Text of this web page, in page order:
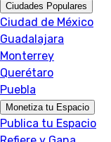
Ciudades Populares
Ciudad de México
Guadalajara
Monterrey
Querétaro
Puebla
Monetiza tu Espacio
Publica tu Espacio